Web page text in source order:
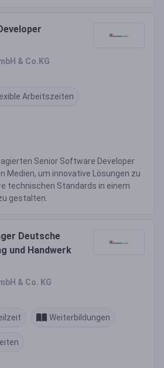
& Co.KG
Arbeitszeiten
Senior Software Developer
Medien, um innovative Lösungen zu
technischen Standards in einem
gestalten.
Deutsche
und Handwerk
& Co. KG
Weiterbildungen